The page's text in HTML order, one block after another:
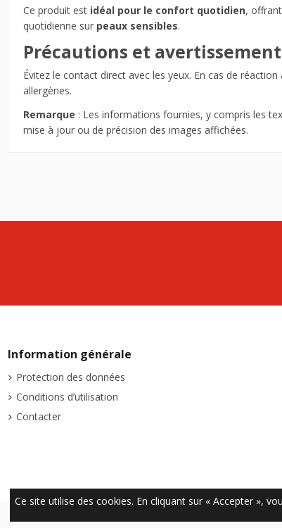
Ce produit est idéal pour le confort quotidien,
quotidienne sur peaux sensibles.
Précautions et
Évitez le contact direct avec les yeux. En cas de
allergènes.
Remarque : Les informations fournies, y compris les
mise à jour ou de précision des images affichées.
Information générale
Protection des données
Conditions d’utilisation
Contacter
Ce site utilise des cookies. En cliquant sur « Accepter »,